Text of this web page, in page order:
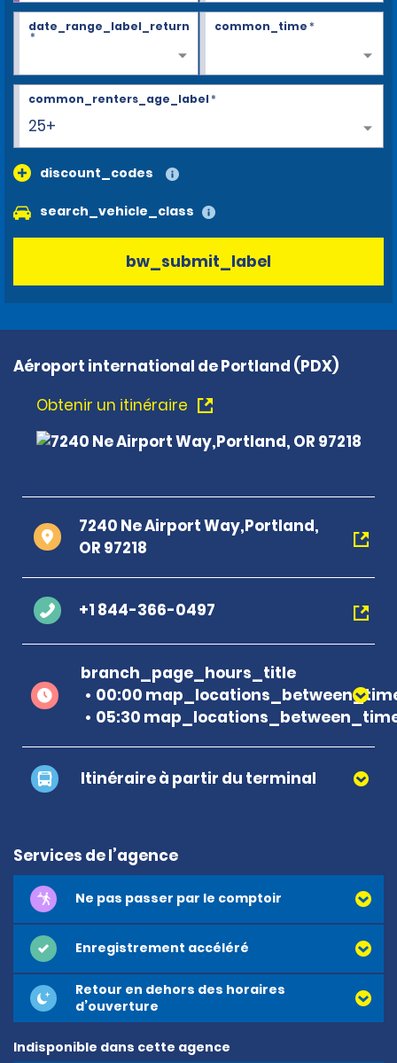
date_range_label_return
*
common_time*
25+
common_renters_age_label*
discount_codes
search_vehicle_class
bw_submit_label
Aéroport international de Portland (PDX)
Obtenir un itinéraire
7240 Ne Airport Way,Portland,
OR 97218
+1 844-366-0497
branch_page_hours_title
00:00
05:30
Itinéraire à partir du terminal
Services de l’agence
Ne pas passer par le comptoir
Enregistrement accéléré
Retour en dehors des horaires
d’ouverture
Indisponible dans cette agence